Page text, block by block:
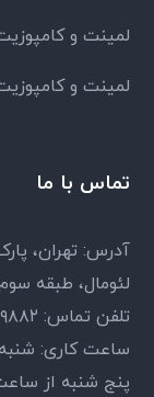
لمینت و
لمینت و
تماس با ما
آدرس: تهران،
لئومال، طبقه
تلفن تماس: ۲۶۳۰۹۸۸۶/۲۶۳۰۹۸۸۲
ساعت کاری: شنبه تا
پنج شنبه از ساعت 9